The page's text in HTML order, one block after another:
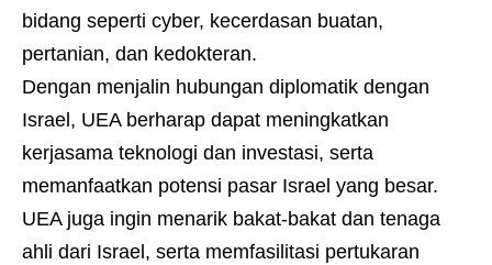
bidang seperti cyber, kecerdasan buatan,
pertanian, dan kedokteran.
Dengan menjalin hubungan diplomatik dengan
Israel, UEA berharap dapat meningkatkan
kerjasama teknologi dan investasi, serta
memanfaatkan potensi pasar Israel yang besar.
UEA juga ingin menarik bakat-bakat dan tenaga
ahli dari Israel, serta memfasilitasi pertukaran